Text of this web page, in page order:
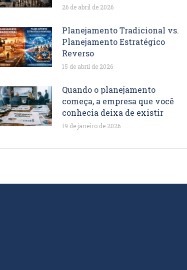
26 de abril de 2026
Planejamento Tradicional vs.
Planejamento Estratégico
Reverso
15 de abril de 2026
Quando o planejamento
começa, a empresa que você
conhecia deixa de existir
19 de janeiro de 2026